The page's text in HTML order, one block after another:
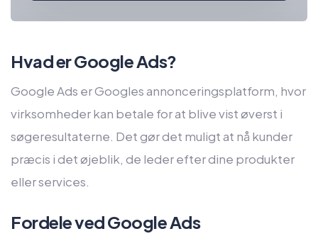
Hvad er Google Ads?
Google Ads er Googles annonceringsplatform, hvor
virksomheder kan betale for at blive vist øverst i
søgeresultaterne. Det gør det muligt at nå kunder
præcis i det øjeblik, de leder efter dine produkter
eller services.
Fordele ved Google Ads